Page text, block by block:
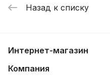
Назад к списку
Интернет-магазин
Компания